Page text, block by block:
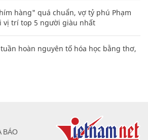
hàng" quá chuẩn, vợ tỷ phú Phạm
vị trí top 5 người giàu nhất
hoàn nguyên tố hóa học bằng thơ,
BÁO